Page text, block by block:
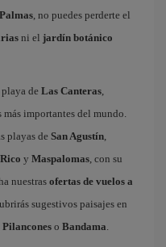
, no puedes perderte el
ni el jardín botánico
de Las Canteras,
más importantes del mundo.
playas de San Agustín,
y Maspalomas, con su
nuestras ofertas de vuelos a
sugestivos paisajes en
Pilancones o Bandama.